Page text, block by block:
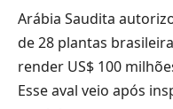
Arábia Saudita
de 28 plantas
render US$ 100
Esse aval veio após